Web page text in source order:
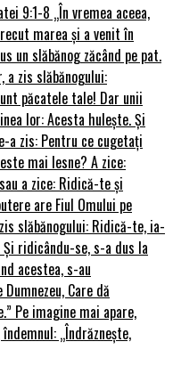
9:1-8 „În vremea aceea,
marea și a venit în
un slăbănog zăcând pe pat.
a zis slăbănogului:
păcatele tale! Dar unii
lor: Acesta hulește. Și
a zis: Pentru ce cugetați
mai lesne? A zice:
a zice: Ridică-te și
are Fiul Omului pe
slăbănogului: Ridică-te, ia-
ridicându-se, s-a dus la
acestea, s-au
Care dă
Pe imagine mai apare,
„Îndrăznește,